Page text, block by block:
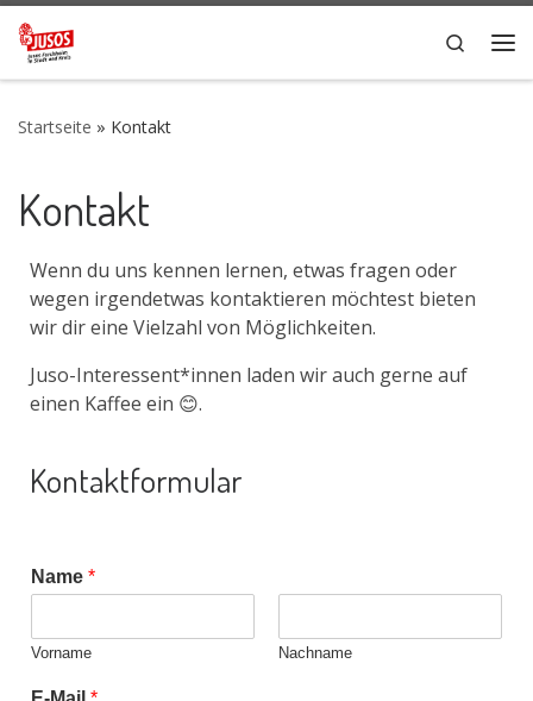
Zum Inhalt springen
Search
Startseite » Kontakt
Kontakt
Wenn du uns kennen lernen, etwas fragen oder
wegen irgendetwas kontaktieren möchtest bieten
wir dir eine Vielzahl von Möglichkeiten.
Juso-Interessent*innen laden wir auch gerne auf
einen Kaffee ein 😊.
Kontaktformular
Name *
Vorname Nachname